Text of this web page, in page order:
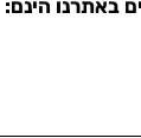
באתרנו הינם: